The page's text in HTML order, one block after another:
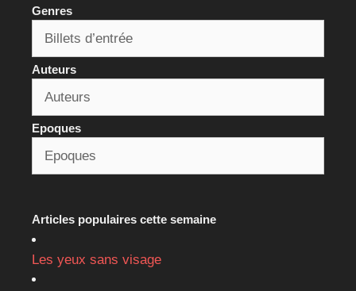
Genres
Auteurs
Epoques
Articles populaires cette semaine
Les yeux sans visage